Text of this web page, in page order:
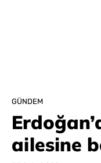
GÜNDEM
ailesine